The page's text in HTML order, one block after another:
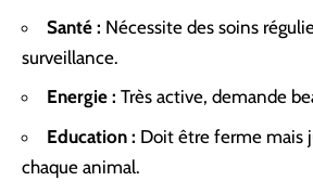
Santé : Nécessite des soins
surveillance.
Energie : Très active, demande
Education : Doit être ferme mais
chaque animal.